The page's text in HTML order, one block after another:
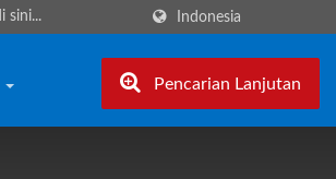
Indonesia
Pencarian Lanjutan